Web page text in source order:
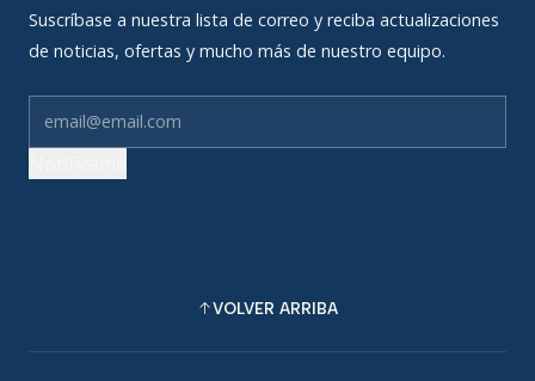
Suscríbase a nuestra lista de correo y reciba actualizaciones
de noticias, ofertas y mucho más de nuestro equipo.
VOLVER ARRIBA